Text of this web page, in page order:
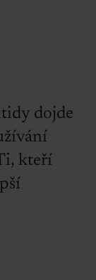
dojde
kteří